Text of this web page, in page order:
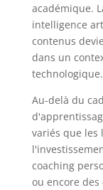
académique.
intelligence
contenus
dans un
technologique.
Au-delà du
variés que les
coaching
ou encore